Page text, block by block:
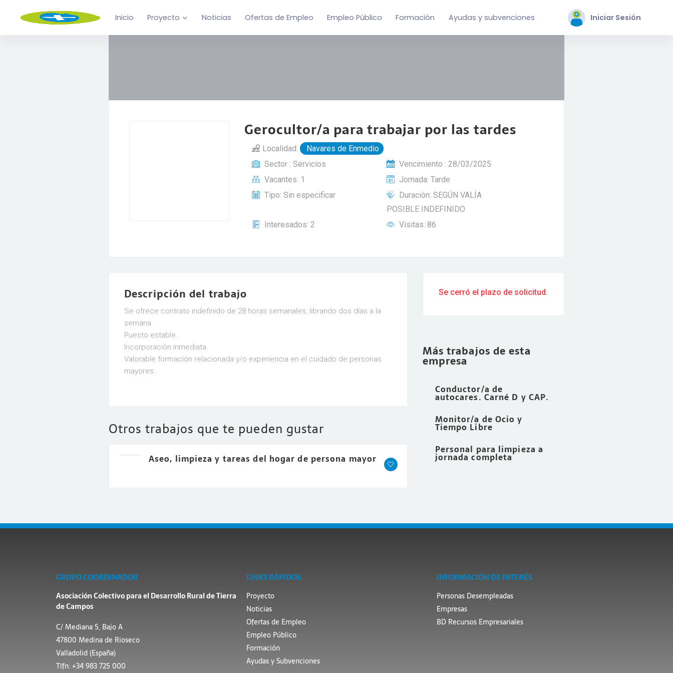
Inicio Proyecto Noticias Ofertas de Empleo Empleo Público Formación Ayudas y subvenciones Iniciar Sesión
Gerocultor/a para trabajar por las tardes
Localidad:
Navares de Enmedio
Sector : Servicios
Vencimiento : 28/03/2025
Vacantes: 1
Jornada: Tarde
Tipo: Sin especificar
Duración: SEGÚN VALÍA
POSIBLE INDEFINIDO
Interesados: 2
Visitas: 86
Descripción del trabajo
Se ofrece contrato indefinido de 28 horas semanales, librando dos días a la
semana.
Puesto estable.
Incorporación inmediata.
Valorable formación relacionada y/o experiencia en el cuidado de personas
mayores.
Otros trabajos que te pueden gustar
Aseo, limpieza y tareas del hogar de persona mayor
Se cerró el plazo de solicitud.
Más trabajos de esta
empresa
Conductor/a de
autocares. Carné D y CAP.
Monitor/a de Ocio y
Tiempo Libre
Personal para limpieza a
jornada completa
GRUPO COORDINADOR
Asociación Colectivo para el Desarrollo Rural de Tierra
de Campos
C/ Mediana 5, Bajo A
47800 Medina de Rioseco
Valladolid (España)
Tlfn: +34 983 725 000
LINKS RÁPIDOS
Proyecto
Noticias
Ofertas de Empleo
Empleo Público
Formación
Ayudas y Subvenciones
INFORMACIÓN DE INTERÉS
Personas Desempleadas
Empresas
BD Recursos Empresariales